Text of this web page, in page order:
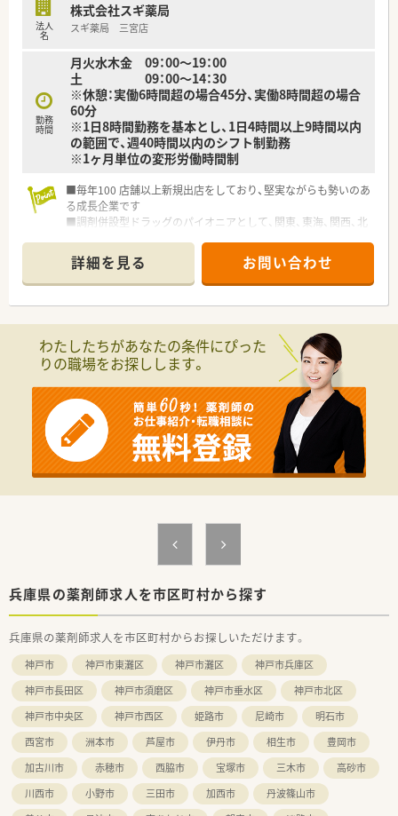
法人
名
株式会社スギ薬局
スギ薬局 三宮店
勤務
時間
月火水木金 09：00～19：00
土 09：00～14：30
※休憩：実働6時間超の場合45分、実働8時間超の場合
60分
※1日8時間勤務を基本とし、1日4時間以上9時間以内
の範囲で、週40時間以内のシフト制勤務
※1ヶ月単位の変形労働時間制
■毎年100 店舗以上新規出店をしており、堅実ながらも勢いのあ
る成長企業です
■調剤併設型ドラッグのパイオニアとして、関東、東海、関西、北
■研修制度は様々なプランがあり、集合研修だけでなく任意で受
講可能な研修も幅広く用意されています
■店舗で活躍する従業員、社外で活躍する従業員、将来経営幹部
となる従業員など、薬剤師として様々な活躍ができるフィールド
■総合薬剤師・調剤薬剤師（土日休み・19時までの勤務）どちらか
の働き方を選択できます
■調剤併設型だけでなく「医療モール・クリニック併設店舗」「敷
地内薬局」「訪問調剤特化型店舗」など様々な店舗を運営してい
ます
■在宅医療にも積極的取り組んでおり「訪問調剤特化型店舗」を
50店舗以上、無菌調剤室は業界最多の51店舗設置しています
■「プラチナくるみん認定企業」「健康経営優良法人2023（大規模
法人部門）認定」等を取得し一人ひとりが働きやすい環境が整備
されています
■充実した研修制度、人事制度、評価制度、キャリア支援制度等
詳細を見る お問い合わせ
わたしたちがあなたの条件にぴった
りの職場をお探しします。
兵庫県の薬剤師求人を市区町村から探す
兵庫県の薬剤師求人を市区町村からお探しいただけます。
神戸市 神戸市東灘区 神戸市灘区
神戸市兵庫区
神戸市長田区
神戸市須磨区 神戸市垂水区
神戸市北区
神戸市中央区
神戸市西区 姫路市 尼崎市
明石市
西宮市
洲本市 芦屋市 伊丹市 相生市
豊岡市
加古川市
赤穂市 西脇市 宝塚市 三木市
高砂市
川西市
小野市 三田市 加西市
丹波篠山市